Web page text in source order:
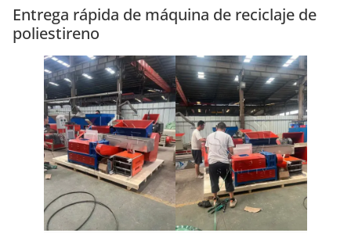
Entrega rápida de máquina de reciclaje de
poliestireno